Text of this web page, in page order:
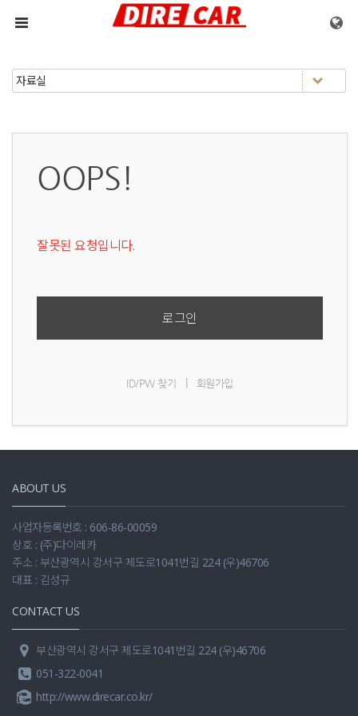
메뉴 건너뛰기
OOPS!
잘못된 요청입니다.
로그인
ID/PW 찾기 회원가입
ABOUT US
사업자등록번호 : 606-86-00059
상호 : (주)다이레카
주소 : 부산광역시 강서구 제도로1041번길 224 (우)46706
대표 : 김성규
CONTACT US
부산광역시 강서구 제도로1041번길 224 (우)46706
051-322-0041
http://www.direcar.co.kr/